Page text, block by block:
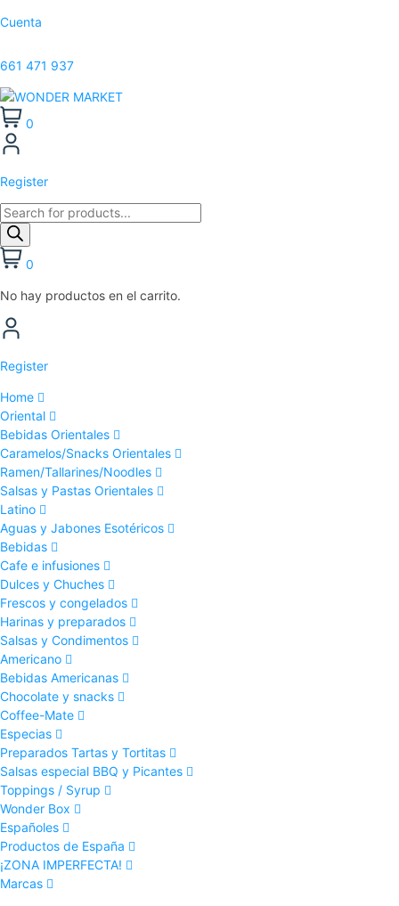
Cuenta
661 471 937
0
Register
0
No hay productos en el carrito.
Register
Home
Oriental
Bebidas Orientales
Caramelos/Snacks Orientales
Ramen/Tallarines/Noodles
Salsas y Pastas Orientales
Latino
Aguas y Jabones Esotéricos
Bebidas
Cafe e infusiones
Dulces y Chuches
Frescos y congelados
Harinas y preparados
Salsas y Condimentos
Americano
Bebidas Americanas
Chocolate y snacks
Coffee-Mate
Especias
Preparados Tartas y Tortitas
Salsas especial BBQ y Picantes
Toppings / Syrup
Wonder Box
Españoles
Productos de España
¡ZONA IMPERFECTA!
Marcas